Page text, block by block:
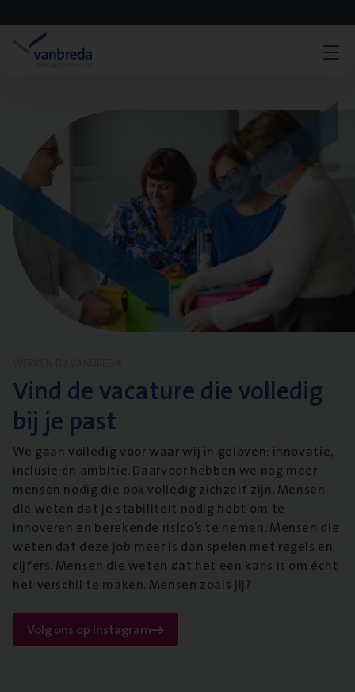
Vind de vacature die volledig
bij je past
We gaan volledig voor waar wij in geloven: innovatie,
inclusie en ambitie. Daarvoor hebben we nog meer
mensen nodig die ook volledig zichzelf zijn. Mensen
die weten dat je stabiliteit nodig hebt om te
innoveren en berekende risico’s te nemen. Mensen die
weten dat deze job meer is dan spelen met regels en
cijfers. Mensen die weten dat het een kans is om écht
het verschil te maken. Mensen zoals jij?
Volg ons op instagram